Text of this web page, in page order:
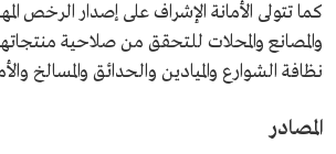
كما تتولى الأمانة الإشراف على إصدار الرخص
والمصانع والمحلات للتحقق من صلاحية
نظافة الشوارع والميادين والحدائق والمسالخ
المصادر